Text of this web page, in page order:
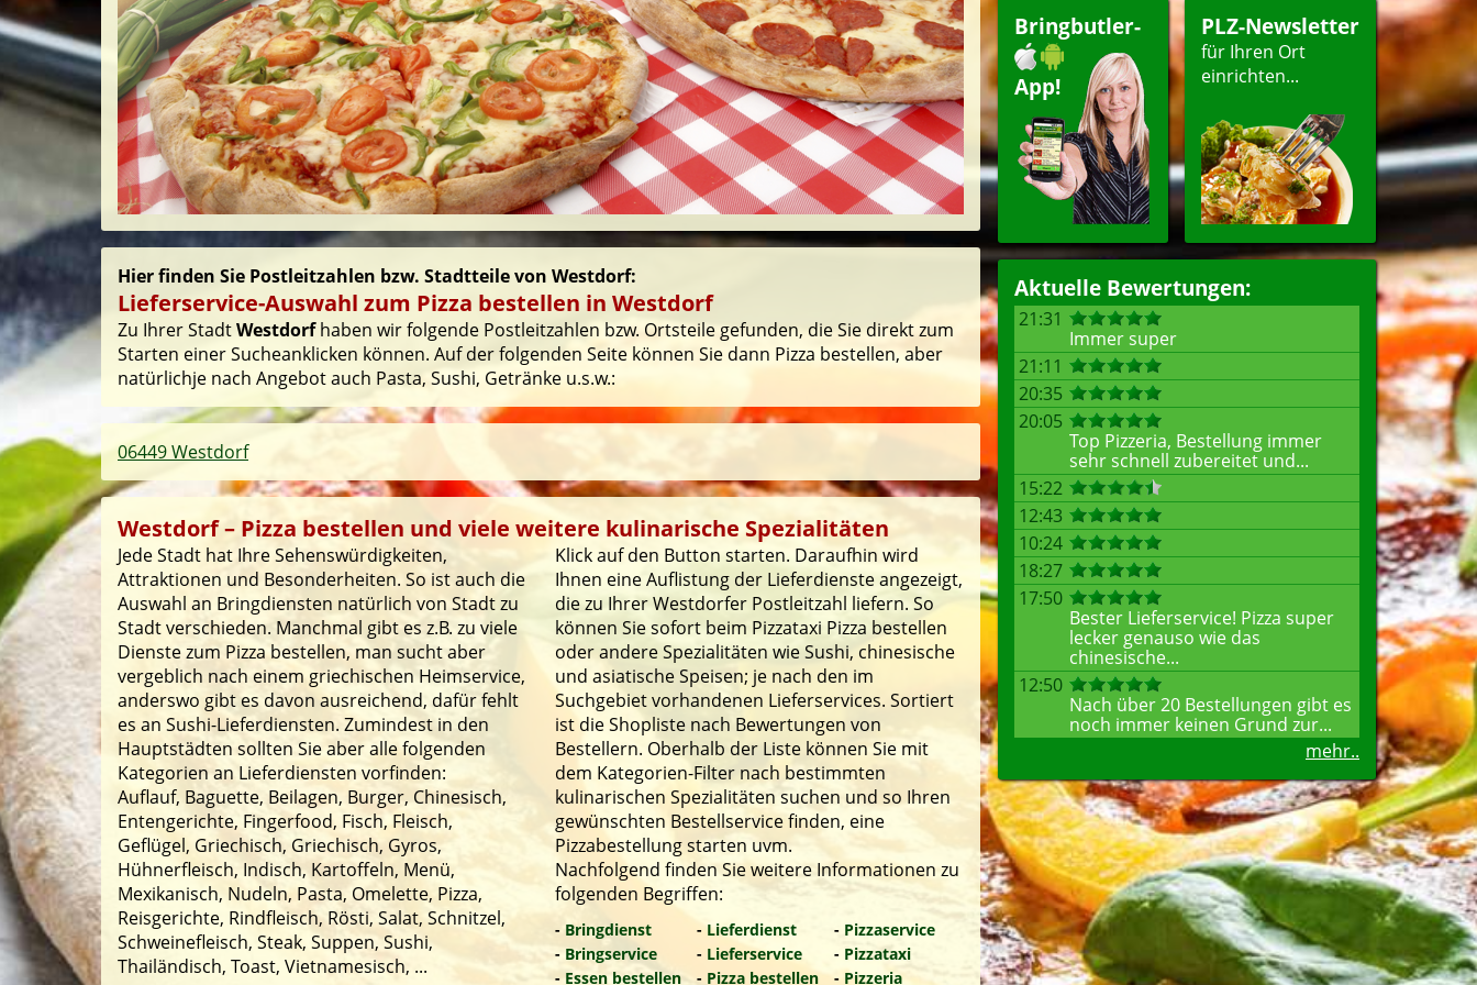
Bringbutler-
App!
PLZ-Newsletter
für Ihren Ort
einrichten...
Aktuelle Bewertungen:
21:31
Immer super
21:11
20:35
20:05
Top Pizzeria, Bestellung immer
sehr schnell zubereitet und...
15:22
12:43
10:24
18:27
17:50
Bester Lieferservice! Pizza super
lecker genauso wie das
chinesische...
12:50
Nach über 20 Bestellungen gibt es
noch immer keinen Grund zur...
mehr..
Hier finden Sie Postleitzahlen bzw. Stadtteile von Westdorf:
Lieferservice-Auswahl zum Pizza bestellen in Westdorf
Zu Ihrer StadtWestdorfhaben wir folgende Postleitzahlen bzw. Ortsteile gefunden, die Sie direkt zum
Starten einer Sucheanklicken können. Auf der folgenden Seite können Sie dann Pizza bestellen, aber
natürlichje nach Angebot auch Pasta, Sushi, Getränke u.s.w.:
06449 Westdorf
Westdorf – Pizza bestellen und viele weitere kulinarische Spezialitäten
Jede Stadt hat Ihre Sehenswürdigkeiten,
Attraktionen und Besonderheiten. So ist auch die
Auswahl an Bringdiensten natürlich von Stadt zu
Stadt verschieden. Manchmal gibt es z.B. zu viele
Dienste zum Pizza bestellen, man sucht aber
vergeblich nach einem griechischen Heimservice,
anderswo gibt es davon ausreichend, dafür fehlt
es an Sushi-Lieferdiensten. Zumindest in den
Hauptstädten sollten Sie aber alle folgenden
Kategorien an Lieferdiensten vorfinden:
Auflauf, Baguette, Beilagen, Burger, Chinesisch,
Entengerichte, Fingerfood, Fisch, Fleisch,
Geflügel, Griechisch, Griechisch, Gyros,
Hühnerfleisch, Indisch, Kartoffeln, Menü,
Mexikanisch, Nudeln, Pasta, Omelette, Pizza,
Reisgerichte, Rindfleisch, Rösti, Salat, Schnitzel,
Schweinefleisch, Steak, Suppen, Sushi,
Thailändisch, Toast, Vietnamesisch, ...
Klick auf den Button starten. Daraufhin wird
Ihnen eine Auflistung der Lieferdienste angezeigt,
die zu Ihrer Westdorfer Postleitzahl liefern. So
können Sie sofort beim Pizzataxi Pizza bestellen
oder andere Spezialitäten wie Sushi, chinesische
und asiatische Speisen; je nach den im
Suchgebiet vorhandenen Lieferservices. Sortiert
ist die Shopliste nach Bewertungen von
Bestellern. Oberhalb der Liste können Sie mit
dem Kategorien-Filter nach bestimmten
kulinarischen Spezialitäten suchen und so Ihren
gewünschten Bestellservice finden, eine
Pizzabestellung starten uvm.
Nachfolgend finden Sie weitere Informationen zu
folgenden Begriffen:
- Bringdienst
- Bringservice
- Essen bestellen
-Lieferdienst
- Lieferservice
- Pizza bestellen
- Pizzaservice
- Pizzataxi
- Pizzeria